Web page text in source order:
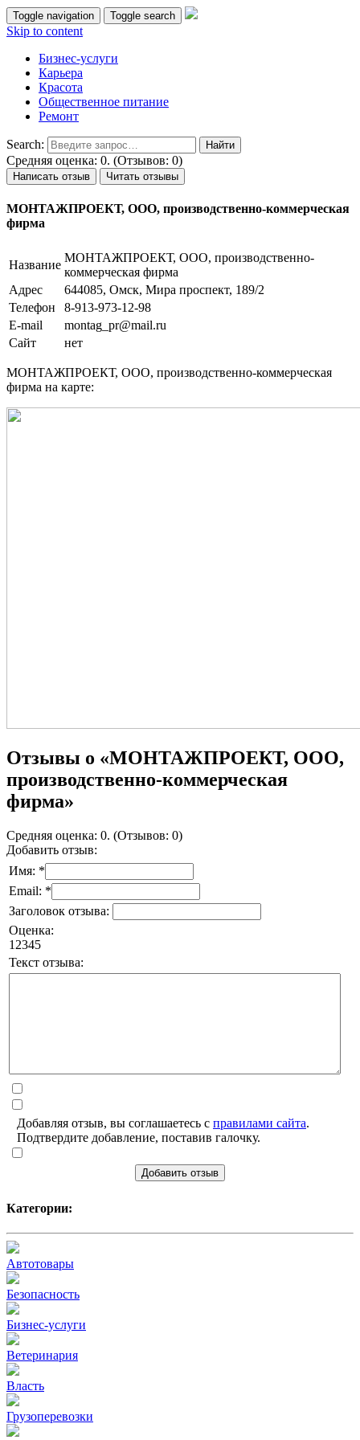
Toggle navigation Toggle search
Skip to content
Бизнес-услуги
Карьера
Красота
Общественное питание
Ремонт
Search:
Средняя оценка: 0. (Отзывов: 0)
Написать отзыв Читать отзывы
МОНТАЖПРОЕКТ, ООО, производственно-коммерческая
фирма
Название
МОНТАЖПРОЕКТ, ООО, производственно-
коммерческая фирма
Адрес
644085, Омск, Мира проспект, 189/2
Телефон
8-913-973-12-98
E-mail
montag_pr@mail.ru
Сайт
нет
МОНТАЖПРОЕКТ, ООО, производственно-коммерческая
фирма на карте:
Отзывы о «МОНТАЖПРОЕКТ, ООО,
производственно-коммерческая
фирма»
Средняя оценка: 0. (Отзывов: 0)
Добавить отзыв:
Имя: *
Email: *
Заголовок отзыва:
Оценка:
1 2345
Текст отзыва:
Добавляя отзыв, вы соглашаетесь с правилами сайта.
Подтвердите добавление, поставив галочку.
Добавить отзыв
Категории:
Автотовары
Безопасность
Бизнес-услуги
Ветеринария
Власть
Грузоперевозки